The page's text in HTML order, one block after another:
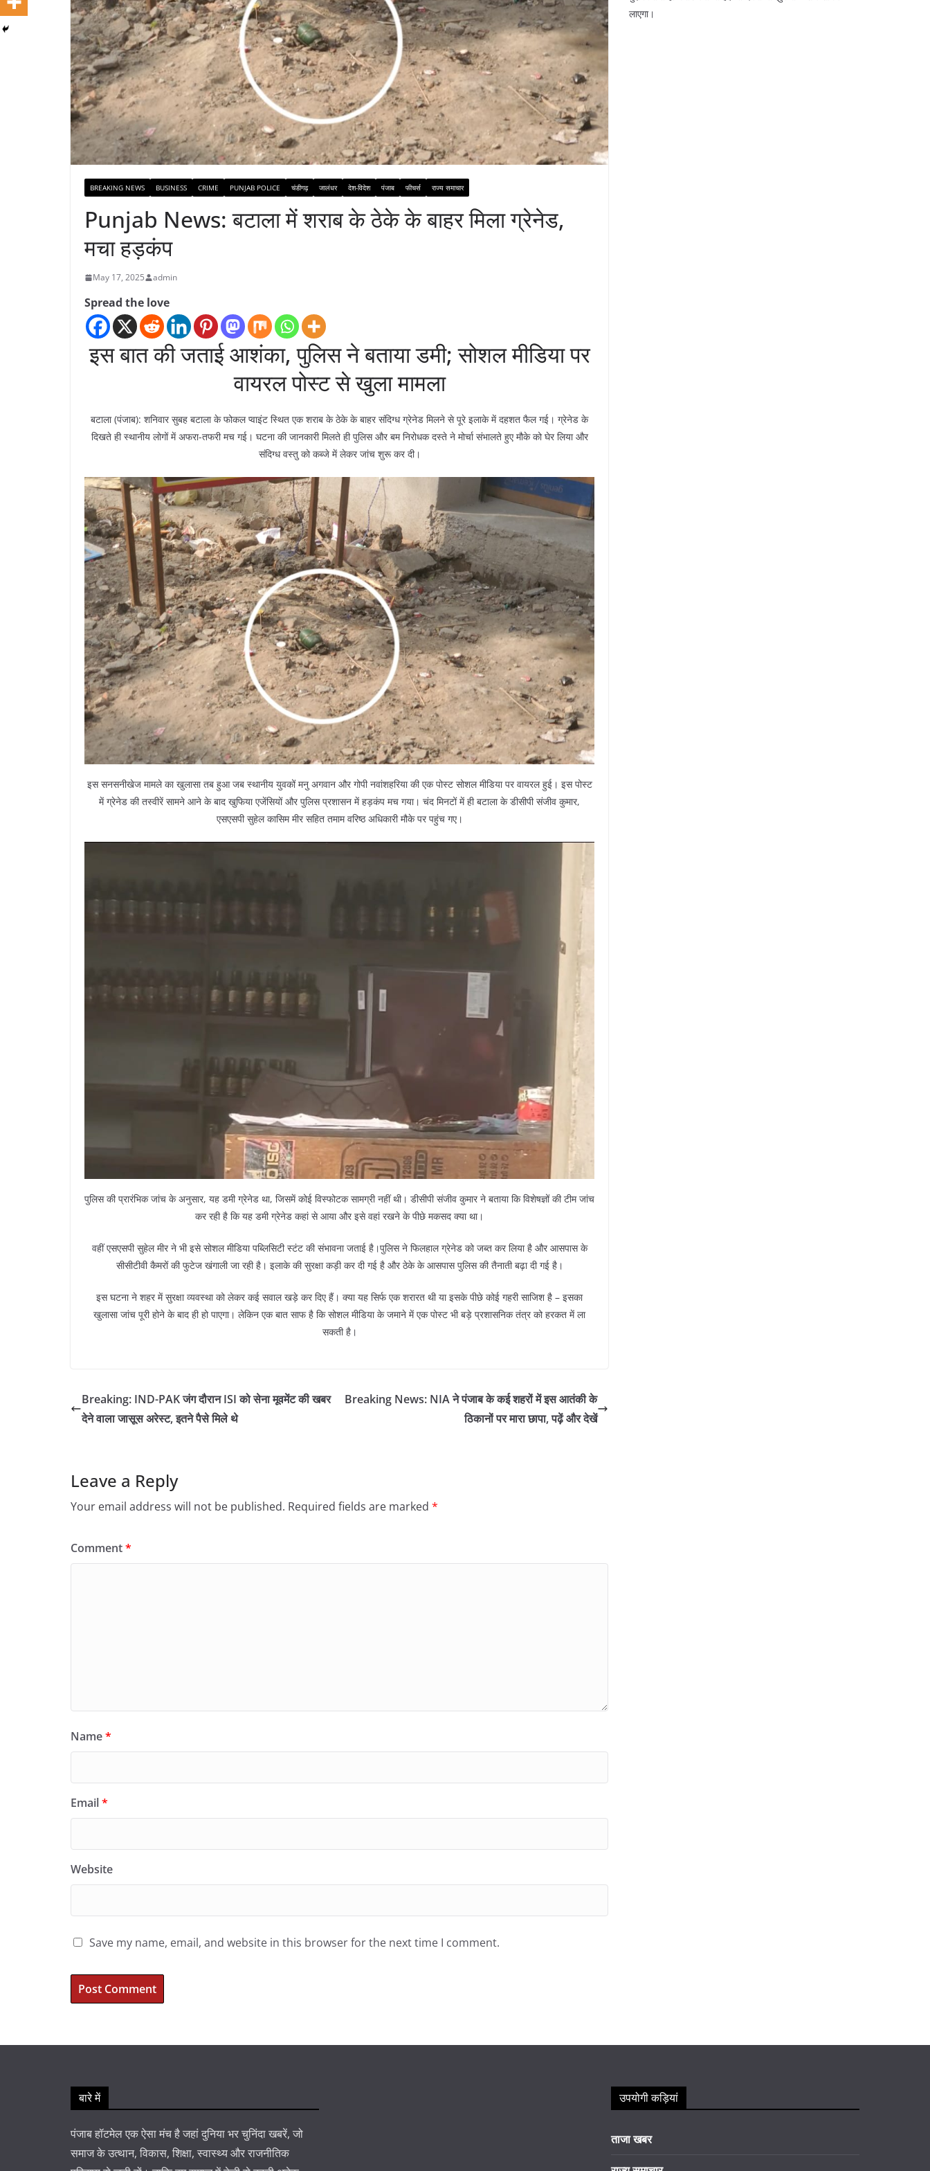
BREAKING NEWS BUSINESS CRIME PUNJAB POLICE चंडीगढ़ जालंधर देश-विदेश पंजाब फीचर्स राज्य समाचार
Punjab News: बटाला में शराब के ठेके के बाहर मिला ग्रेनेड,
मचा हड़कंप
May 17, 2025 admin
Spread the love
इस बात की जताई आशंका, पुलिस ने बताया डमी; सोशल मीडिया पर
वायरल पोस्ट से खुला मामला
बटाला (पंजाब): शनिवार सुबह बटाला के फोकल प्वाइंट स्थित एक शराब के ठेके के बाहर संदिग्ध ग्रेनेड मिलने से पूरे इलाके में दहशत फैल गई। ग्रेनेड के
दिखते ही स्थानीय लोगों में अफरा-तफरी मच गई। घटना की जानकारी मिलते ही पुलिस और बम निरोधक दस्ते ने मोर्चा संभालते हुए मौके को घेर लिया और
संदिग्ध वस्तु को कब्जे में लेकर जांच शुरू कर दी।
इस सनसनीखेज मामले का खुलासा तब हुआ जब स्थानीय युवकों मनु अगवान और गोपी नवांशहरिया की एक पोस्ट सोशल मीडिया पर वायरल हुई। इस पोस्ट
में ग्रेनेड की तस्वीरें सामने आने के बाद खुफिया एजेंसियों और पुलिस प्रशासन में हड़कंप मच गया। चंद मिनटों में ही बटाला के डीसीपी संजीव कुमार,
एसएसपी सुहेल कासिम मीर सहित तमाम वरिष्ठ अधिकारी मौके पर पहुंच गए।
पुलिस की प्रारंभिक जांच के अनुसार, यह डमी ग्रेनेड था, जिसमें कोई विस्फोटक सामग्री नहीं थी। डीसीपी संजीव कुमार ने बताया कि विशेषज्ञों की टीम जांच
कर रही है कि यह डमी ग्रेनेड कहां से आया और इसे वहां रखने के पीछे मकसद क्या था।
वहीं एसएसपी सुहेल मीर ने भी इसे सोशल मीडिया पब्लिसिटी स्टंट की संभावना जताई है।पुलिस ने फिलहाल ग्रेनेड को जब्त कर लिया है और आसपास के
सीसीटीवी कैमरों की फुटेज खंगाली जा रही है। इलाके की सुरक्षा कड़ी कर दी गई है और ठेके के आसपास पुलिस की तैनाती बढ़ा दी गई है।
इस घटना ने शहर में सुरक्षा व्यवस्था को लेकर कई सवाल खड़े कर दिए हैं। क्या यह सिर्फ एक शरारत थी या इसके पीछे कोई गहरी साजिश है – इसका
खुलासा जांच पूरी होने के बाद ही हो पाएगा। लेकिन एक बात साफ है कि सोशल मीडिया के जमाने में एक पोस्ट भी बड़े प्रशासनिक तंत्र को हरकत में ला
सकती है।
Breaking: IND-PAK जंग दौरान ISI को सेना मूवमेंट की खबर
देने वाला जासूस अरेस्ट, इतने पैसे मिले थे
Breaking News: NIA ने पंजाब के कई शहरों में इस आतंकी के
ठिकानों पर मारा छापा, पढ़ें और देखें
Leave a Reply
Your email address will not be published. Required fields are marked *
Comment*
Name*
Email*
Website
Save my name, email, and website in this browser for the next time I comment.
लाएगा।
बारे में
पंजाब हॉटमेल एक ऐसा मंच है जहां दुनिया भर चुनिंदा खबरें, जो
समाज के उत्थान, विकास, शिक्षा, स्वास्थ्य और राजनीतिक
उपयोगी कड़ियां
ताजा खबर